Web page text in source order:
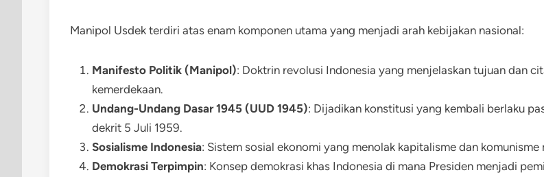
Manipol Usdek terdiri atas enam komponen utama yang menjadi arah kebijakan nasional:
Manifesto Politik (Manipol): Doktrin revolusi Indonesia yang menjelaskan tujuan dan
kemerdekaan.
Undang-Undang Dasar 1945 (UUD 1945): Dijadikan konstitusi yang kembali berlaku
dekrit 5 Juli 1959.
Sosialisme Indonesia: Sistem sosial ekonomi yang menolak kapitalisme dan komunisme
Demokrasi Terpimpin: Konsep demokrasi khas Indonesia di mana Presiden menjadi